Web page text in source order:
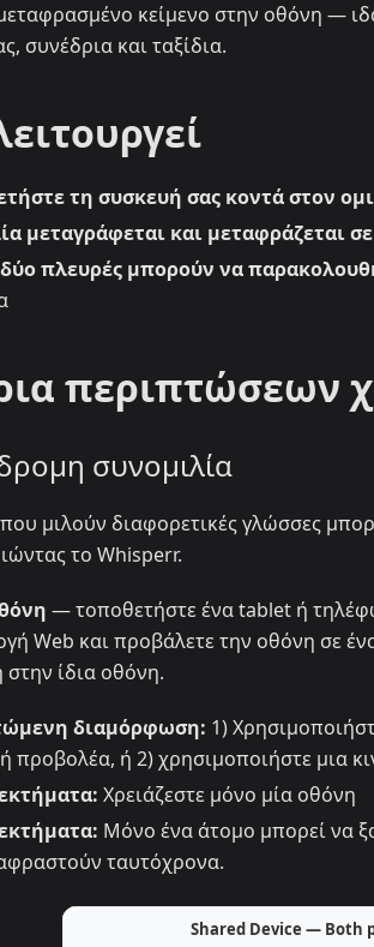
κείμενο στην οθόνη —
συνέδρια και ταξίδια.
τη συσκευή σας κοντά στον
μεταγράφεται και μεταφράζεται
δύο πλευρές μπορούν να
περιπτώσεων
συνομιλία
μιλούν διαφορετικές γλώσσες
το Whisperr.
— τοποθετήστε ένα tablet ή
Web και προβάλετε την οθόνη σε
ίδια οθόνη.
διαμόρφωση: 1)
προβολέα, ή 2) χρησιμοποιήστε μια
Χρειάζεστε μόνο μία οθόνη
Μόνο ένα άτομο μπορεί να
ταυτόχρονα.